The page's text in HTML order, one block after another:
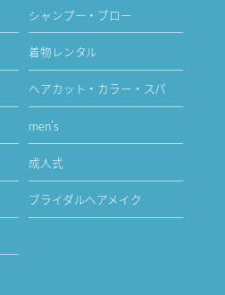
シャンプー・ブロー
着物レンタル
ヘアカット・カラー・スパ
men's
成人式
ブライダルヘアメイク